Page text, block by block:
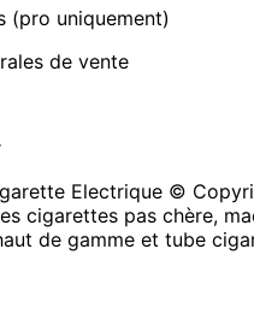
(pro uniquement)
de vente
Electrique ©
cigarettes pas chère,
de gamme et tube